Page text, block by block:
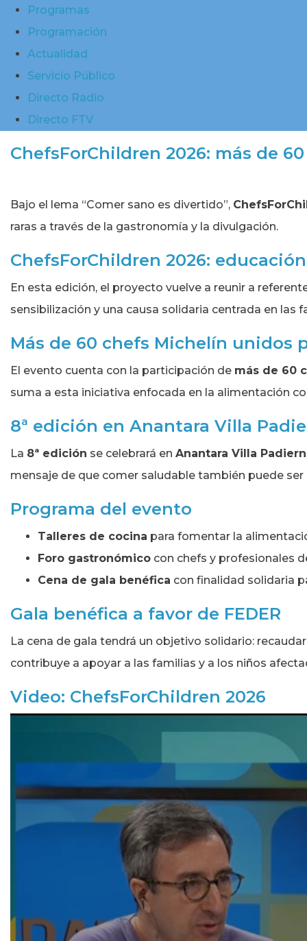
Programas
Programación
Actualidad
Servicio Público
Directo Radio
Directo FTV
ChefsForChildren 2026: más de
Bajo el lema “Comer sano es divertido”,
raras a través de la gastronomía y la divulgación.
ChefsForChildren 2026:
En esta edición, el proyecto vuelve a reunir a
sensibilización y una causa solidaria centrada en
Más de 60 chefs Michelín unidos
El evento cuenta con la participación de más de 60
suma a esta iniciativa enfocada en la alimentación
8ª edición en Anantara Villa
La 8ª edición se celebrará en Anantara Villa
mensaje de que comer saludable también puede
Programa del evento
Talleres de cocina para fomentar la
Foro gastronómico con chefs y profesionales
Cena de gala benéfica con finalidad solidaria
Gala benéfica a favor de FEDER
La cena de gala tendrá un objetivo solidario:
contribuye a apoyar a las familias y a los niños
Video: ChefsForChildren 2026